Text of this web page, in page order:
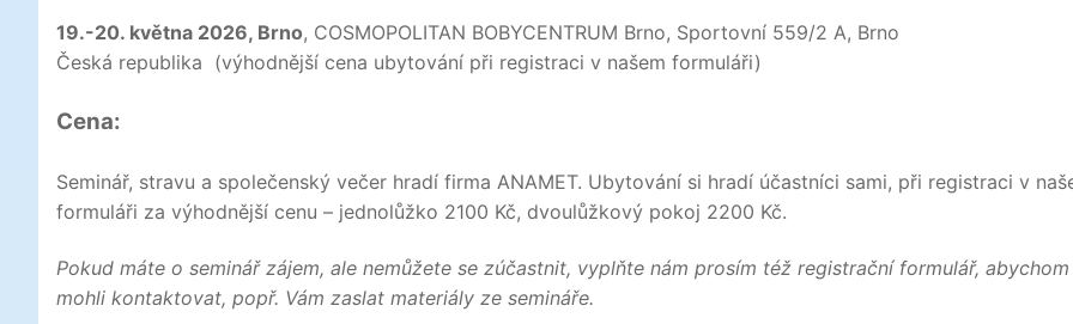
19.-20. května 2026, Brno, COSMOPOLITAN BOBYCENTRUM Brno, Sportovní 559/2 A, Brno
Česká republika (výhodnější cena ubytování při registraci v našem formuláři)
Cena:
Seminář, stravu a společenský večer hradí firma ANAMET. Ubytování si hradí účastníci sami, při registraci v
formuláři za výhodnější cenu – jednolůžko 2100 Kč, dvoulůžkový pokoj 2200 Kč.
Pokud máte o seminář zájem, ale nemůžete se zúčastnit, vyplňte nám prosím též registrační formulář, abychom
mohli kontaktovat, popř. Vám zaslat materiály ze semináře.